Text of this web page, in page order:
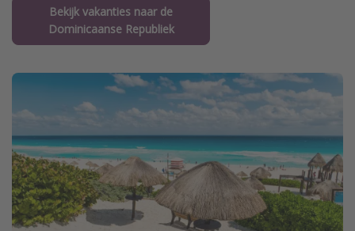
Bekijk vakanties naar de
Dominicaanse Republiek